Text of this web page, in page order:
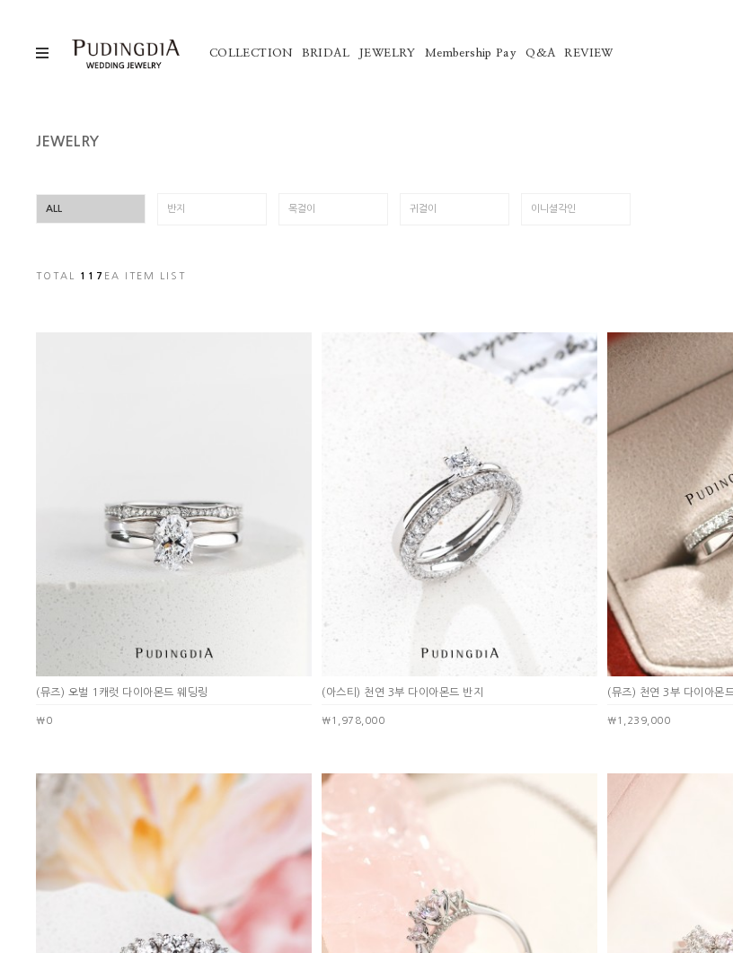
COLLECTION BRIDAL JEWELRY Membership Pay Q&A REVIEW
JEWELRY
ALL 반지 목걸이 귀걸이 이니셜각인
TOTAL 117 EA ITEM LIST
(뮤즈) 오벌 1캐럿 다이아몬드 웨딩링
￦0
(아스티) 천연 3부 다이아몬드 반지
￦1,978,000
(뮤즈) 천연 3부 다이아몬
￦1,239,000